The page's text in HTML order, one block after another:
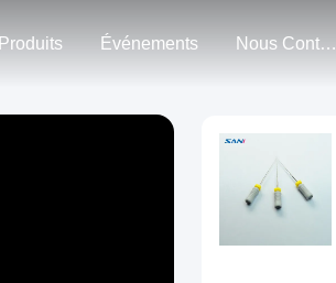
Produits Événements Nous Contacter